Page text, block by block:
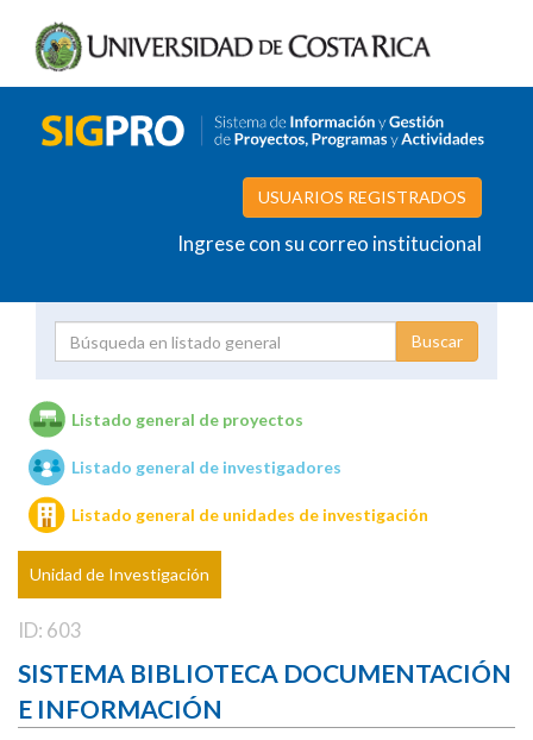
USUARIOS REGISTRADOS
Ingrese con su correo institucional
Unidades de investigación
Listado general de proyectos
Listado general de investigadores
Listado general de unidades de investigación
Unidad de Investigación
ID: 603
SISTEMA BIBLIOTECA DOCUMENTACIÓN
E INFORMACIÓN